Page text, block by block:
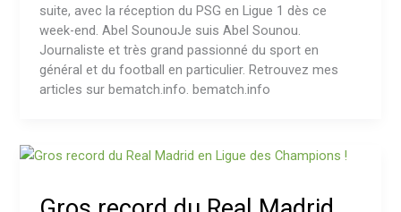
suite, avec la réception du PSG en Ligue 1 dès ce
week-end. Abel SounouJe suis Abel Sounou.
Journaliste et très grand passionné du sport en
général et du football en particulier. Retrouvez mes
articles sur bematch.info. bematch.info
Gros